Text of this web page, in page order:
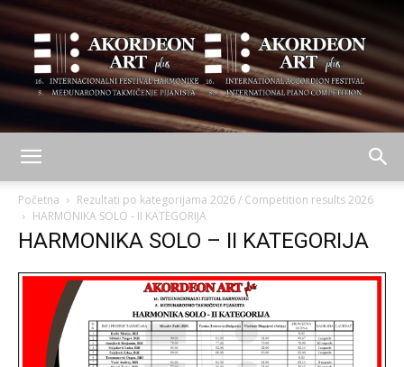
plus
Početna
Rezultati po kategorijama 2026 / Competition results 2026
HARMONIKA SOLO - II KATEGORIJA
HARMONIKA SOLO – II KATEGORIJA